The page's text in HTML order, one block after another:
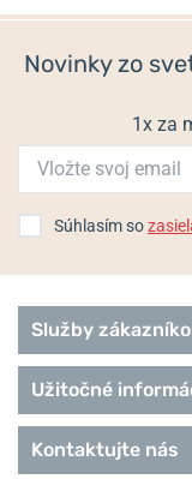
Diva
Executive
Pilot
Urbane
Remienky Davosa
280 €
Novinky zo
1x za
Súhlasím so
Služby
Užitočné
Kontaktujte nás